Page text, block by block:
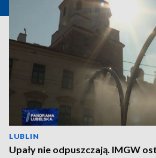
LUBLIN
Upały nie odpuszczają. IMGW